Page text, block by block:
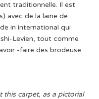
traditionnelle. Il est
avec de la laine de
in international qui
Levien, tout comme
-faire des brodeuse
this carpet, as a pictorial